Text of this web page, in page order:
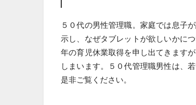
５０代の男性管理職。家庭では息子
示し、なぜタブレットが欲しいかに
年の育児休業取得を申し出てきます
しまいます。５０代管理職男性は、
是非ご覧ください。